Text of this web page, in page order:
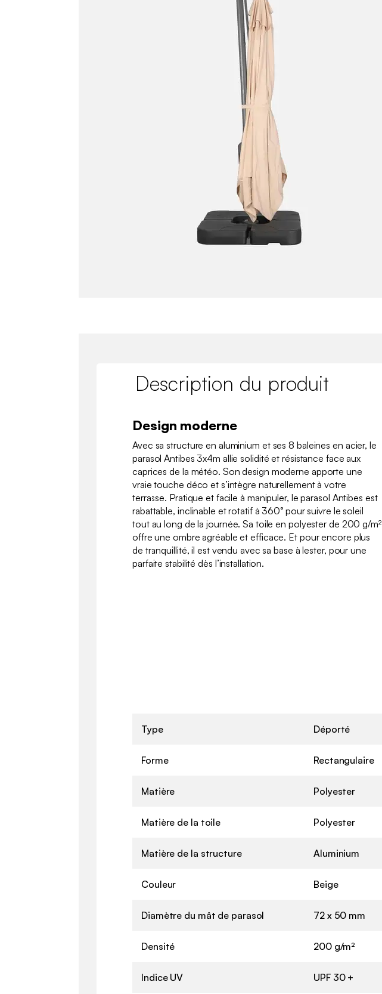
Description du produit
Design moderne
Avec sa structure en aluminium et ses 8 baleines en acier, le
parasol Antibes 3x4m allie solidité et résistance face aux
caprices de la météo. Son design moderne apporte une
vraie touche déco et s’intègre naturellement à votre
terrasse. Pratique et facile à manipuler, le parasol Antibes est
rabattable, inclinable et rotatif à 360° pour suivre le soleil
tout au long de la journée. Sa toile en polyester de 200 g/m²
offre une ombre agréable et efficace. Et pour encore plus
de tranquillité, il est vendu avec sa base à lester, pour une
parfaite stabilité dès l’installation.
Type Déporté
Forme Rectangulaire
Matière Polyester
Matière de la toile Polyester
Matière de la structure Aluminium
Couleur Beige
Diamètre du mât de parasol 72 x 50 mm
Densité 200 g/m²
Indice UV UPF 30 +